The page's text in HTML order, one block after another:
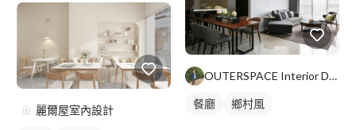
麗爾屋室內設計
OUTERSPACE Interior Design
餐廳 鄉村風